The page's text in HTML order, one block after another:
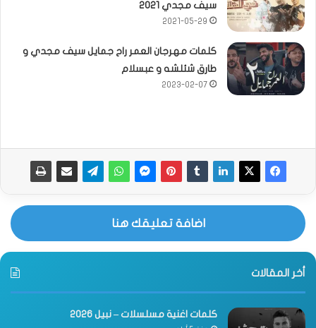
سيف مجدي 2021
2021-05-29
كلمات مهرجان العمر راح جمايل سيف مجدي و
طارق شئلشه و عبسلام
2023-02-07
اضافة تعليقك هنا
أخر المقالات
كلمات اغنية مسلسلات – نبيل 2026